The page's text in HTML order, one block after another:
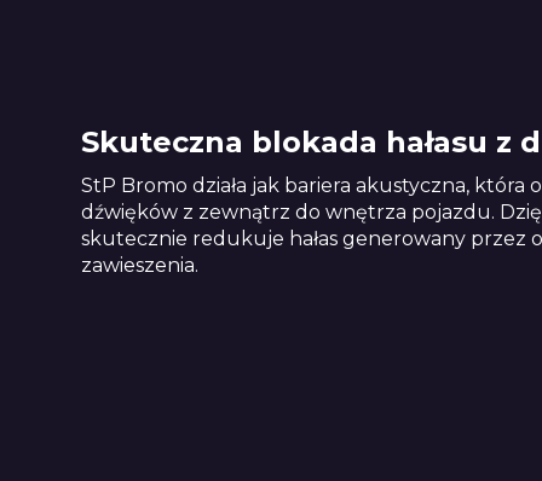
Skuteczna blokada hałasu z
StP Bromo działa jak bariera akustyczna, która
dźwięków z zewnątrz do wnętrza pojazdu.
skutecznie redukuje hałas generowany przez
zawieszenia.